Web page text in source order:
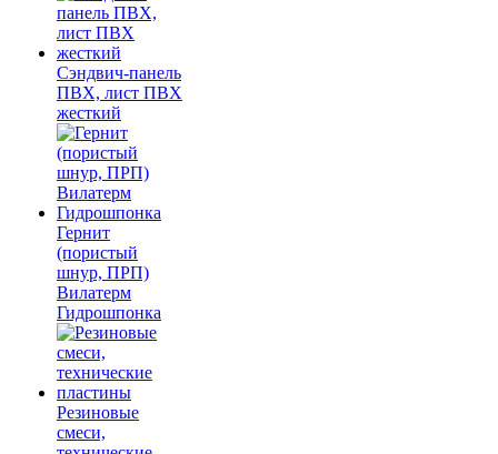
Сэндвич-панель
ПВХ, лист ПВХ
жесткий
Гернит
(пористый
шнур, ПРП)
Вилатерм
Гидрошпонка
Резиновые
смеси,